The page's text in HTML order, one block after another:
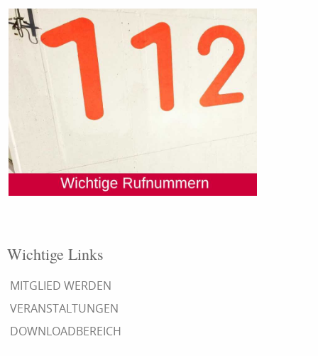
Wichtige Links
MITGLIED WERDEN
VERANSTALTUNGEN
DOWNLOADBEREICH